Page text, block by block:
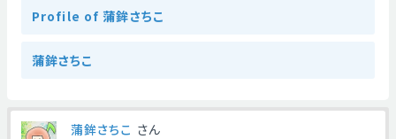
Profile of 蒲鉾さちこ
蒲鉾さちこ
蒲鉾さちこ さん